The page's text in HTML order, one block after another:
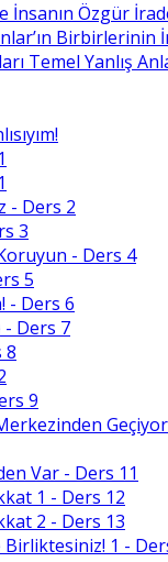
İnsanın Özgür
Birbirlerinin
Temel Yanlış
- Ders 2
3
- Ders 4
5
- Ders 6
- Ders 7
8
9
Var - Ders 11
1 - Ders 12
2 - Ders 13
Birliktesiniz! 1 -